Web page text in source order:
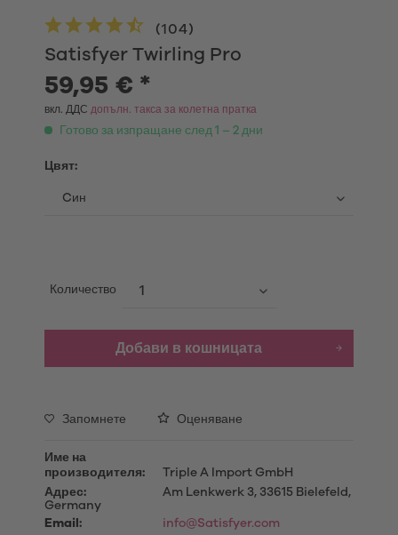
Satisfyer Twirling Pro
(104)
59,95 € *
вкл. ДДС допълн. такса за колетна пратка
Готово за изпращане след 1 – 2 дни
Цвят:
Количество
Добави в кошницата
Запомнете Оценяване
Име на
производителя:
Triple A Import GmbH
Адрес:
Am Lenkwerk 3, 33615 Bielefeld,
Germany
Email:
info@Satisfyer.com